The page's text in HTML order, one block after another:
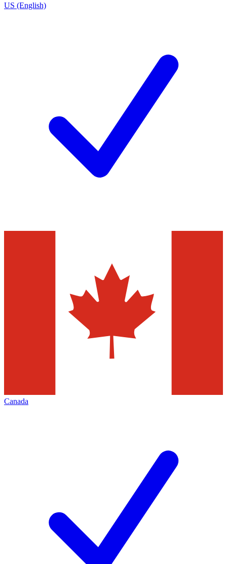
US (English)
Canada